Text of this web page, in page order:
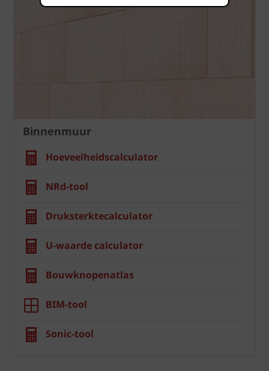
Binnenmuur
Hoeveelheidscalculator
NRd-tool
Druksterktecalculator
U-waarde calculator
Bouwknopenatlas
BIM-tool
Sonic-tool